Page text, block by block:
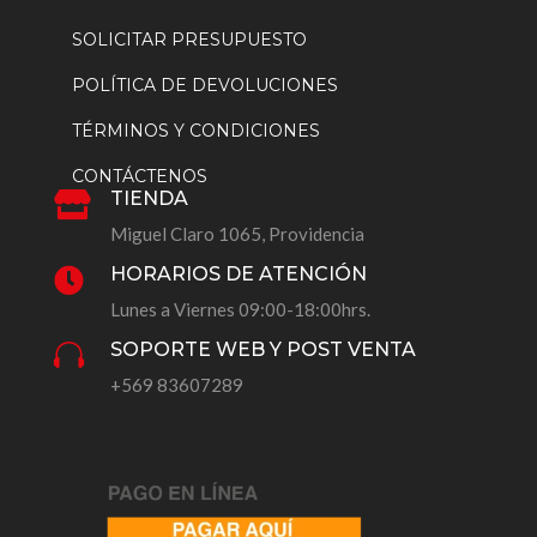
SOLICITAR PRESUPUESTO
POLÍTICA DE DEVOLUCIONES
TÉRMINOS Y CONDICIONES
CONTÁCTENOS
 TIENDA
Miguel Claro 1065, Providencia
 HORARIOS DE ATENCIÓN
Lunes a Viernes 09:00-18:00hrs.
 SOPORTE WEB Y POST VENTA
+569 83607289